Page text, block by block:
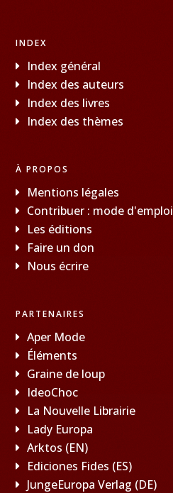
INDEX
Index général
Index des auteurs
Index des livres
Index des thèmes
À PROPOS
Mentions légales
Contribuer : mode d'emploi
Les éditions
Faire un don
Nous écrire
PARTENAIRES
Aper Mode
Éléments
Graine de loup
IdeoChoc
La Nouvelle Librairie
Lady Europa
Arktos (EN)
Ediciones Fides (ES)
JungeEuropa Verlag (DE)